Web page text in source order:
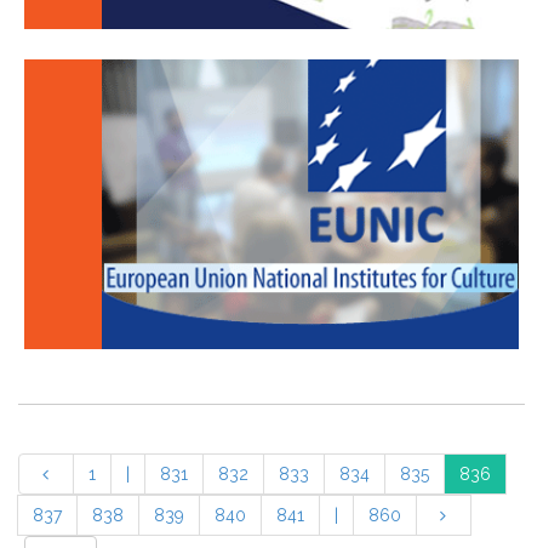
1 831 832 833 834 835 836
837 838 839 840 841 860